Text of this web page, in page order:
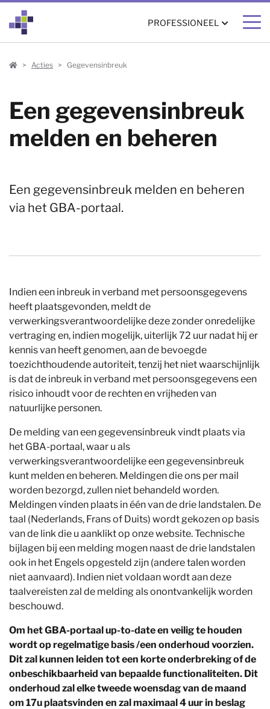
PROFESSIONEEL
Professioneel
Acties Gegevensinbreuk
Een gegevensinbreuk
melden en beheren
Een gegevensinbreuk melden en beheren
via het GBA-portaal.
Indien een inbreuk in verband met persoonsgegevens
heeft plaatsgevonden, meldt de
verwerkingsverantwoordelijke deze zonder onredelijke
vertraging en, indien mogelijk, uiterlijk 72 uur nadat hij er
kennis van heeft genomen, aan de bevoegde
toezichthoudende autoriteit, tenzij het niet waarschijnlijk
is dat de inbreuk in verband met persoonsgegevens een
risico inhoudt voor de rechten en vrijheden van
natuurlijke personen.
De melding van een gegevensinbreuk vindt plaats via
het GBA-portaal, waar u als
verwerkingsverantwoordelijke een gegevensinbreuk
kunt melden en beheren. Meldingen die ons per mail
worden bezorgd, zullen niet behandeld worden.
Meldingen vinden plaats in één van de drie landstalen. De
taal (Nederlands, Frans of Duits) wordt gekozen op basis
van de link die u aanklikt op onze website. Technische
bijlagen bij een melding mogen naast de drie landstalen
ook in het Engels opgesteld zijn (andere talen worden
niet aanvaard). Indien niet voldaan wordt aan deze
taalvereisten zal de melding als onontvankelijk worden
beschouwd.
Om het GBA-portaal up-to-date en veilig te houden
wordt op regelmatige basis /een onderhoud voorzien.
Dit zal kunnen leiden tot een korte onderbreking of de
onbeschikbaarheid van bepaalde functionaliteiten. Dit
onderhoud zal elke tweede woensdag van de maand
om 17u plaatsvinden en zal maximaal 4 uur in beslag